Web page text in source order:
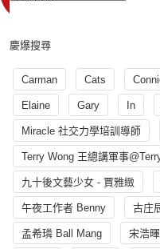
慶爆搜尋
Carman Cats
Elaine Gary In
Miracle 社交力學培訓導師
Terry Wong 王總講軍事
九十後文藝少女 - 賈雅緻
午夜工作者 Benny 古庄
孟希璘 Ball Mang 宋浩暉